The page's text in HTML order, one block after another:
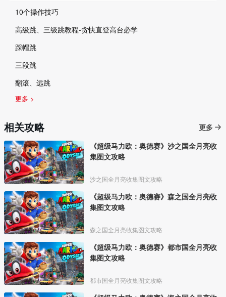
10个操作技巧
高级跳、三级跳教程-贪快直登高台必学
踩帽跳
三段跳
翻滚、远跳
更多 >
相关攻略
更多
《超级马力欧：奥德赛》沙之国全月亮收
集图文攻略
沙之国全月亮收集图文攻略
《超级马力欧：奥德赛》森之国全月亮收
集图文攻略
森之国全月亮收集图文攻略
《超级马力欧：奥德赛》都市国全月亮收
集图文攻略
都市国全月亮收集图文攻略